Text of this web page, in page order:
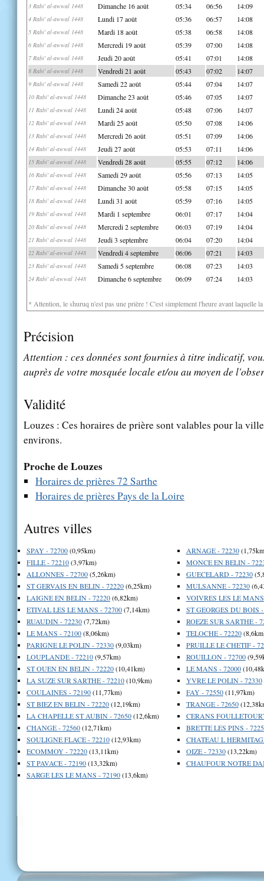
3 Rabi' al-awwal 1448 Dimanche 16 août 05:34 06:56 14:09
4 Rabi' al-awwal 1448 Lundi 17 août 05:36 06:57 14:08
5 Rabi' al-awwal 1448 Mardi 18 août 05:38 06:58 14:08
6 Rabi' al-awwal 1448 Mercredi 19 août 05:39 07:00 14:08
7 Rabi' al-awwal 1448 Jeudi 20 août 05:41 07:01 14:08
8 Rabi' al-awwal 1448 Vendredi 21 août 05:43 07:02 14:07
9 Rabi' al-awwal 1448 Samedi 22 août 05:44 07:04 14:07
10 Rabi' al-awwal 1448 Dimanche 23 août 05:46 07:05 14:07
11 Rabi' al-awwal 1448 Lundi 24 août 05:48 07:06 14:07
12 Rabi' al-awwal 1448 Mardi 25 août 05:50 07:08 14:06
13 Rabi' al-awwal 1448 Mercredi 26 août 05:51 07:09 14:06
14 Rabi' al-awwal 1448 Jeudi 27 août 05:53 07:11 14:06
15 Rabi' al-awwal 1448 Vendredi 28 août 05:55 07:12 14:06
16 Rabi' al-awwal 1448 Samedi 29 août 05:56 07:13 14:05
17 Rabi' al-awwal 1448 Dimanche 30 août 05:58 07:15 14:05
18 Rabi' al-awwal 1448 Lundi 31 août 05:59 07:16 14:05
19 Rabi' al-awwal 1448 Mardi 1 septembre 06:01 07:17 14:04
20 Rabi' al-awwal 1448 Mercredi 2 septembre 06:03 07:19 14:04
21 Rabi' al-awwal 1448 Jeudi 3 septembre 06:04 07:20 14:04
22 Rabi' al-awwal 1448 Vendredi 4 septembre 06:06 07:21 14:03
23 Rabi' al-awwal 1448 Samedi 5 septembre 06:08 07:23 14:03
24 Rabi' al-awwal 1448 Dimanche 6 septembre 06:09 07:24 14:03
* Attention, le shuruq n'est pas une prière ! C'est simplement l'heure avant laquelle
Précision
Attention : ces données sont fournies à titre indicatif,
auprès de votre mosquée locale et/ou au moyen de
Validité
Louzes : Ces horaires de prière sont valables pour la
environs.
Proche de Louzes
Horaires de prières 72 Sarthe
Horaires de prières Pays de la Loire
Autres villes
SPAY - 72700(0,95km)
FILLE - 72210(3,97km)
ALLONNES - 72700(5,26km)
ST GERVAIS EN BELIN - 72220(6,25km)
LAIGNE EN BELIN - 72220(6,82km)
ETIVAL LES LE MANS - 72700(7,14km)
RUAUDIN - 72230(7,72km)
LE MANS - 72100(8,06km)
PARIGNE LE POLIN - 72330(9,03km)
LOUPLANDE - 72210(9,57km)
ST OUEN EN BELIN - 72220(10,41km)
LA SUZE SUR SARTHE - 72210(10,9km)
COULAINES - 72190(11,77km)
ST BIEZ EN BELIN - 72220(12,19km)
LA CHAPELLE ST AUBIN - 72650(12,6km)
CHANGE - 72560(12,71km)
SOULIGNE FLACE - 72210(12,93km)
ECOMMOY - 72220(13,11km)
ST PAVACE - 72190(13,32km)
SARGE LES LE MANS - 72190(13,6km)
ARNAGE - 72230
MONCE EN BELIN -
GUECELARD - 72230
MULSANNE - 72230
VOIVRES LES LE
ST GEORGES DU BOIS
ROEZE SUR SARTHE -
TELOCHE - 72220
PRUILLE LE CHETIF -
ROUILLON - 72700
LE MANS - 72000
YVRE LE POLIN - 72330
FAY - 72550(11,97km)
TRANGE - 72650
CERANS
BRETTE LES PINS -
CHATEAU L
OIZE - 72330(13,22km)
CHAUFOUR NOTRE